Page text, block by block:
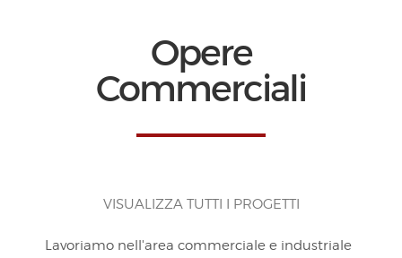
Opere
Commerciali
VISUALIZZA TUTTI I PROGETTI
Lavoriamo nell'area commerciale e industriale